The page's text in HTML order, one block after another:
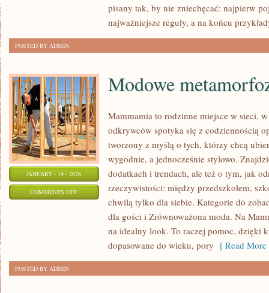
pisany tak, by nie zniechęcać: najpierw
najważniejsze reguły, a na końcu
POSTED BY ADMIN
JANUARY - 14 - 2026
COMMENTS OFFON
METAMORFOZY
Modowe
Mammamia to rodzinne miejsce w sieci,
odkrywców spotyka się z codziennością
tworzony z myślą o tych, którzy chcą
wygodnie, a jednocześnie stylowo.
dodatkach i trendach, ale też o tym, jak
rzeczywistości: między przedszkolem,
chwilą tylko dla siebie. Kategorie do
dla gości i Zrównoważona moda. Na
na idealny look. To raczej pomoc, dzięki
dopasowane do wieku, pory [ Read
POSTED BY ADMIN